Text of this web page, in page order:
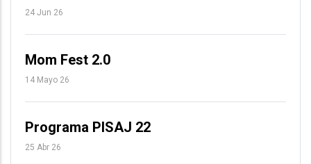
24 Jun 26
Mom Fest 2.0
14 Mayo 26
Programa PISAJ 22
25 Abr 26